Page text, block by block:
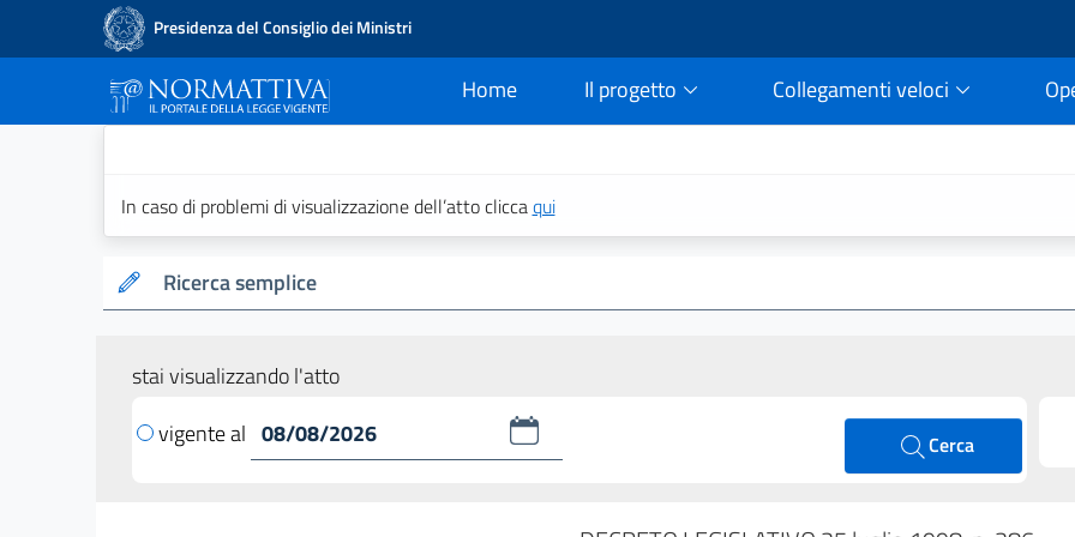
Presidenza del Consiglio dei Ministri
Home
current Il progetto Collegamenti veloci
In caso di problemi di visualizzazione dell’atto cliccaqui
Ricerca semplice
stai visualizzando l'atto
vigente al
Cerca